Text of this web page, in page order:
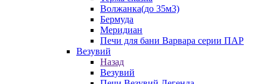
Волжанка(до 35м3)
Бермуда
Меридиан
Печи для бани Варвара серии ПАР
Везувий
Назад
Везувий